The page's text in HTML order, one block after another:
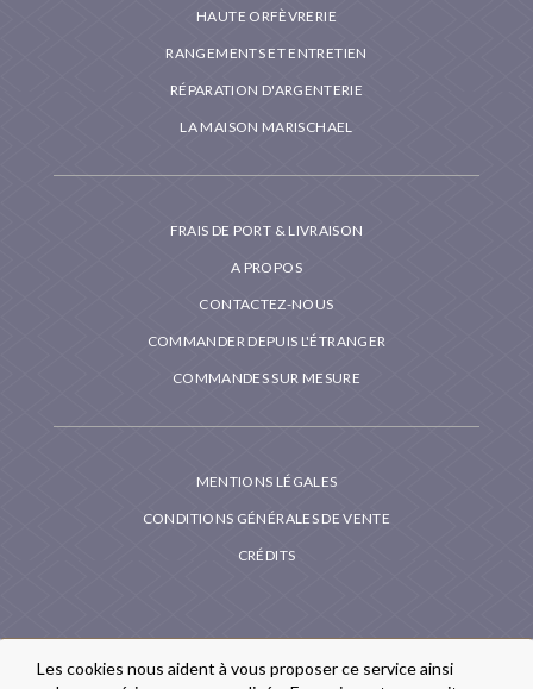
HAUTE ORFÈVRERIE
RANGEMENTS ET ENTRETIEN
RÉPARATION D'ARGENTERIE
LA MAISON MARISCHAEL
FRAIS DE PORT & LIVRAISON
A PROPOS
CONTACTEZ-NOUS
COMMANDER DEPUIS L'ÉTRANGER
COMMANDES SUR MESURE
MENTIONS LÉGALES
CONDITIONS GÉNÉRALES DE VENTE
CRÉDITS
Les cookies nous aident à vous proposer ce service ainsi